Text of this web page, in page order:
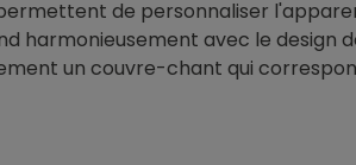
de personnaliser
harmonieusement avec le design
un couvre-chant qui